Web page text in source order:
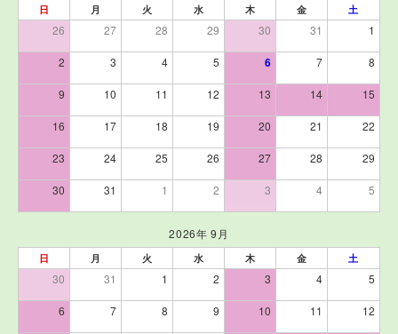
日 月 火 水 木 金 土
26 27 28 29 30 31 1
2 3 4 5 6 7 8
9 10 11 12 13 14 15
16 17 18 19 20 21 22
23 24 25 26 27 28 29
30 31 1 2 3 4 5
2026年 9月
日 月 火 水 木 金 土
30 31 1 2 3 4 5
6 7 8 9 10 11 12